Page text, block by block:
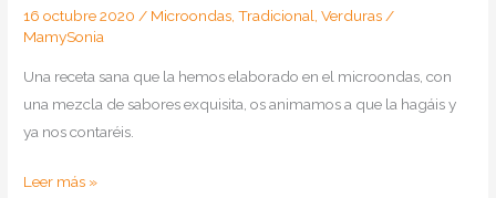
16 octubre 2020/ Microondas,Tradicional,Verduras/
MamySonia
Una receta sana que la hemos elaborado en el microondas, con
una mezcla de sabores exquisita, os animamos a que la hagáis y
ya nos contaréis.
Como
Leer más »